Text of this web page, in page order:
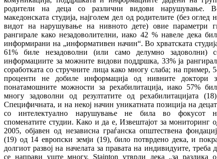
родители на деца со различни видови нарушување.
македонската студија, најголем дел од родителите (без оглед
видот на нарушување на нивното дете) овие параметри
рангирале како незадоволителни, иако 42 % навеле дека
информирани на „информативен начин“. Во хрватската
61% биле незадоволни (или само делумно задоволни)
информациите за можните видови поддршка, 33% ја
соработката со стручните лица како многу слаба; на пример,
проценти не добиле информација од нивните доктори
понатамошните можности за рехабилитација, иако 57%
многу задоволни од резултатите од рехабилитацијата
Специфичната, и на некој начин уникатната позиција на
со интелектуално нарушување не била во фокусот
споменатите студии. Како и да е, Извештајот за мониторинг
2005, објавен од независна граѓанска општествена
(19) од 14 европски земји (19), било потврдено дека, и
долгиот развој на начелата за правата на индивидуите, треба
се направи уште многу. Stainton утврди дека „за разлика